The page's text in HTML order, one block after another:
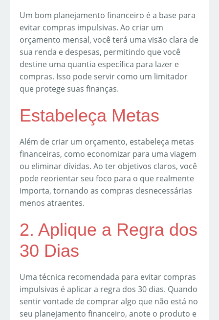
Um bom planejamento financeiro é a base para
evitar compras impulsivas. Ao criar um
orçamento mensal, você terá uma visão clara de
sua renda e despesas, permitindo que você
destine uma quantia específica para lazer e
compras. Isso pode servir como um limitador
que protege suas finanças.
Estabeleça Metas
Além de criar um orçamento, estabeleça metas
financeiras, como economizar para uma viagem
ou eliminar dívidas. Ao ter objetivos claros, você
pode reorientar seu foco para o que realmente
importa, tornando as compras desnecessárias
menos atraentes.
2. Aplique a Regra dos
30 Dias
Uma técnica recomendada para evitar compras
impulsivas é aplicar a regra dos 30 dias. Quando
sentir vontade de comprar algo que não está no
seu planejamento financeiro, anote o produto e